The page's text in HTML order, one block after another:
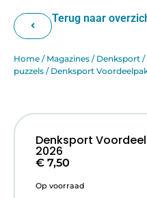
Terug naar
Home / Magazines / Denksport /
puzzels / Denksport
Denksport
2026
€ 7,50
Op voorraad